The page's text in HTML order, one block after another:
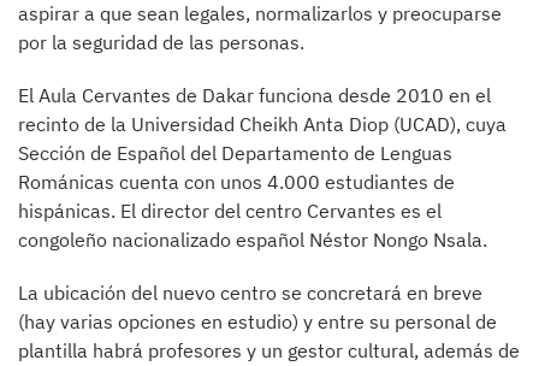
aspirar a que sean legales, normalizarlos y preocuparse
por la seguridad de las personas.
El Aula Cervantes de Dakar funciona desde 2010 en el
recinto de la Universidad Cheikh Anta Diop (UCAD), cuya
Sección de Español del Departamento de Lenguas
Románicas cuenta con unos 4.000 estudiantes de
hispánicas. El director del centro Cervantes es el
congoleño nacionalizado español Néstor Nongo Nsala.
La ubicación del nuevo centro se concretará en breve
(hay varias opciones en estudio) y entre su personal de
plantilla habrá profesores y un gestor cultural, además de